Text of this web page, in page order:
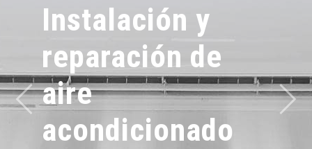
Instalación y
reparación de
aire
acondicionado